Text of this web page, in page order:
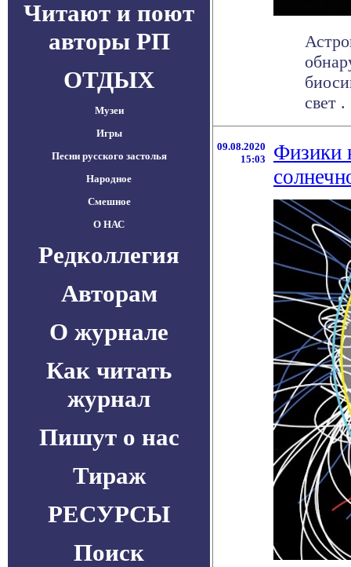
Читают и поют
авторы РП
ОТДЫХ
Музеи
Игры
Песни русского застолья
Народное
Смешное
О НАС
Редколлегия
Авторам
О журнале
Как читать
журнал
Пишут о нас
Тираж
РЕСУРСЫ
Поиск
свет .
09.08.2020
15:03
Физики